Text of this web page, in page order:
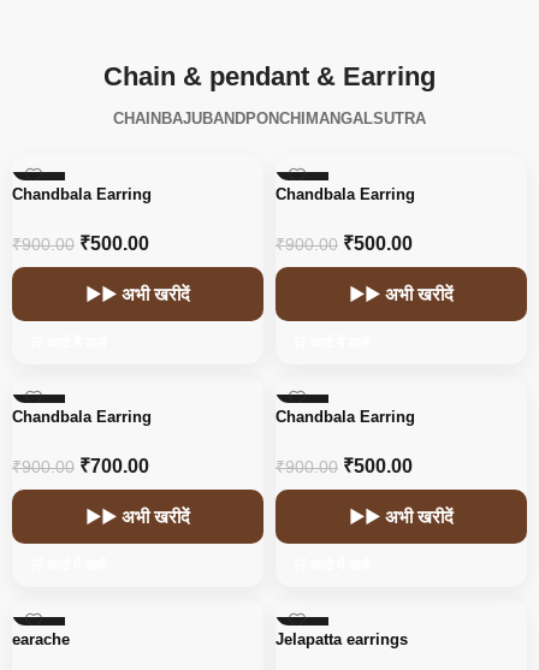
Chain & pendant & Earring
CHAIN BAJUBANDPONCHI MANGALSUTRA
-44%
Chandbala Earring
₹900.00 ₹500.00
▶▶ अभी खरीदें
-44%
Chandbala Earring
₹900.00 ₹500.00
▶▶ अभी खरीदें
-22%
Chandbala Earring
₹900.00 ₹700.00
▶▶ अभी खरीदें
-44%
Chandbala Earring
₹900.00 ₹500.00
▶▶ अभी खरीदें
earache
-40%
Jelapatta earrings